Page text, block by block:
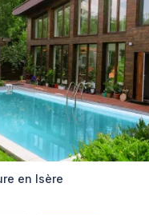
en Isère